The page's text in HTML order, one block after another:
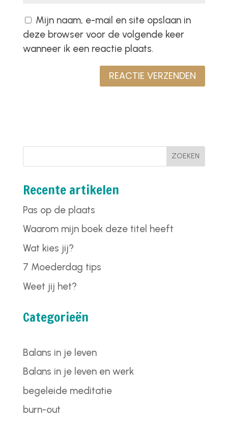
Mijn naam, e-mail en site opslaan in
deze browser voor de volgende keer
wanneer ik een reactie plaats.
ZOEKEN
Recente artikelen
Pas op de plaats
Waarom mijn boek deze titel heeft
Wat kies jij?
7 Moederdag tips
Weet jij het?
Categorieën
Balans in je leven
Balans in je leven en werk
begeleide meditatie
burn-out